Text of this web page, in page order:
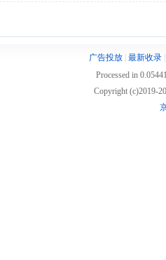
广告投放 最新收录
Processed in
Copyright (c)2019-